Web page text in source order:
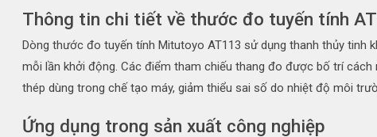
Thông tin chi tiết về thước đo tuyến tính
Dòng thước đo tuyến tính Mitutoyo AT113 sử dụng thanh thủy
mỗi lần khởi động. Các điểm tham chiếu thang đo được bố trí cách
thép dùng trong chế tạo máy, giảm thiểu sai số do nhiệt độ môi
Ứng dụng trong sản xuất công nghiệp